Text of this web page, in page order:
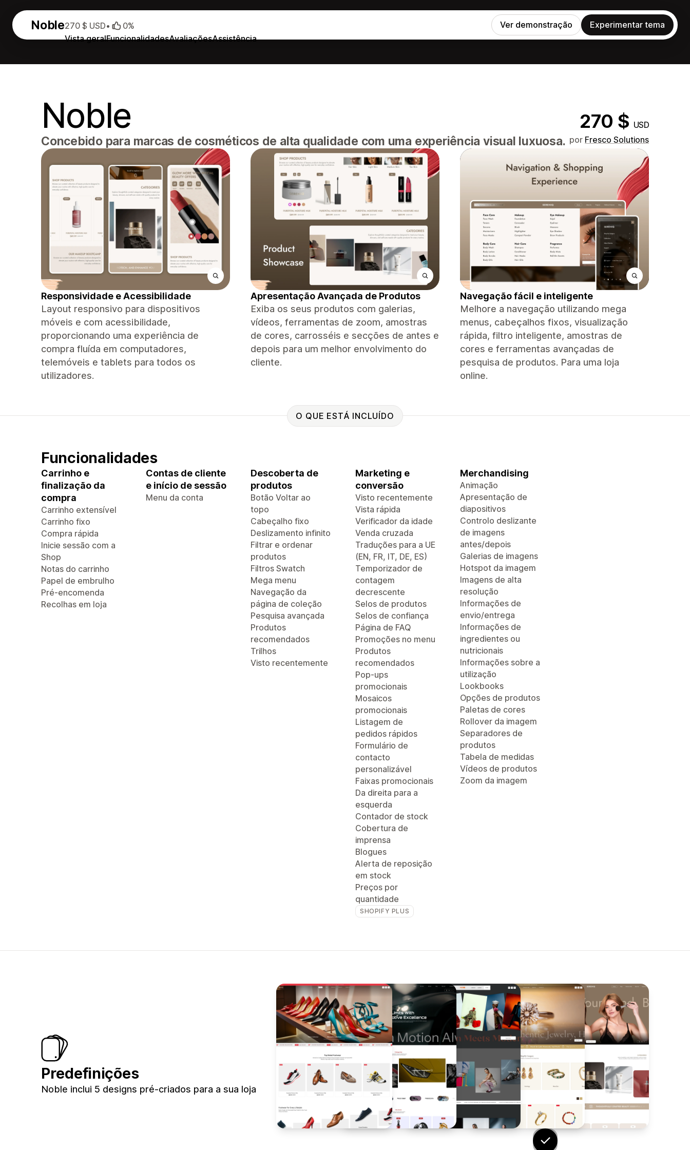
Noble
Vista geralFuncionalidadesAvaliaçõesAssistência
270 $ USD• 0% Ver demonstração Experimentar tema
Noble 270 $ USD
Concebido para marcas de cosméticos de alta qualidade com uma experiência visual luxuosa. por Fresco Solutions
Responsividade e Acessibilidade
Layout responsivo para dispositivos
móveis e com acessibilidade,
proporcionando uma experiência de
compra fluída em computadores,
telemóveis e tablets para todos os
utilizadores.
Apresentação Avançada de Produtos
Exiba os seus produtos com galerias,
vídeos, ferramentas de zoom, amostras
de cores, carrosséis e secções de antes e
depois para um melhor envolvimento do
cliente.
Navegação fácil e inteligente
Melhore a navegação utilizando mega
menus, cabeçalhos fixos, visualização
rápida, filtro inteligente, amostras de
cores e ferramentas avançadas de
pesquisa de produtos. Para uma loja
online.
O QUE ESTÁ INCLUÍDO
Funcionalidades
Carrinho e
finalização da
compra
Carrinho extensível
Carrinho fixo
Compra rápida
Inicie sessão com a
Shop
Notas do carrinho
Papel de embrulho
Pré-encomenda
Recolhas em loja
Contas de cliente
e início de sessão
Menu da conta
Descoberta de
produtos
Botão Voltar ao
topo
Cabeçalho fixo
Deslizamento infinito
Filtrar e ordenar
produtos
Filtros Swatch
Mega menu
Navegação da
página de coleção
Pesquisa avançada
Produtos
recomendados
Trilhos
Visto recentemente
Marketing e
conversão
Visto recentemente
Vista rápida
Verificador da idade
Venda cruzada
Traduções para a UE
(EN, FR, IT, DE, ES)
Temporizador de
contagem
decrescente
Selos de produtos
Selos de confiança
Página de FAQ
Promoções no menu
Produtos
recomendados
Pop-ups
promocionais
Mosaicos
promocionais
Listagem de
pedidos rápidos
Formulário de
contacto
personalizável
Faixas promocionais
Da direita para a
esquerda
Contador de stock
Cobertura de
imprensa
Blogues
Alerta de reposição
em stock
Preços por
quantidade
SHOPIFY PLUS
Merchandising
Animação
Apresentação de
diapositivos
Controlo deslizante
de imagens
antes/depois
Galerias de imagens
Hotspot da imagem
Imagens de alta
resolução
Informações de
envio/entrega
Informações de
ingredientes ou
nutricionais
Informações sobre a
utilização
Lookbooks
Opções de produtos
Paletas de cores
Rollover da imagem
Separadores de
produtos
Tabela de medidas
Vídeos de produtos
Zoom da imagem
Predefinições
Noble inclui 5 designs pré-criados para a sua loja